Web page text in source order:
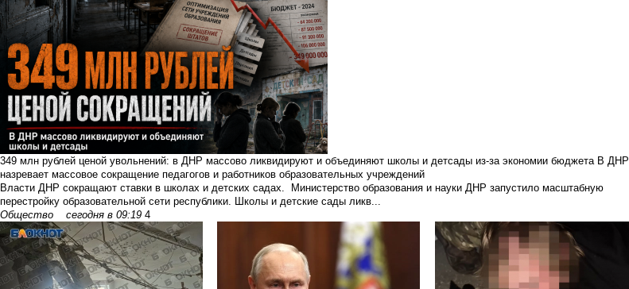
349 млн рублей ценой увольнений: в ДНР массово ликвидируют и объединяют школы и детсады из-за экономии бюджета В ДНР
назревает массовое сокращение педагогов и работников образовательных учреждений
Власти ДНР сокращают ставки в школах и детских садах. Министерство образования и науки ДНР запустило масштабную
перестройку образовательной сети республики. Школы и детские сады ликв...
Общество
сегодня в 09:19 4